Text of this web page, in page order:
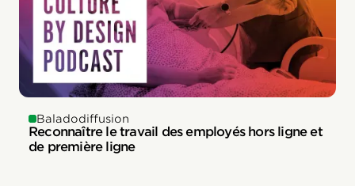
Baladodiffusion
Reconnaître le travail des employés hors ligne et
de première ligne